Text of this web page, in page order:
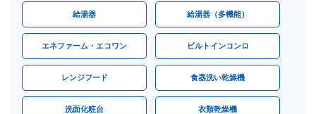
給湯器 給湯器（多機能）
エネファーム・エコワン ビルトインコンロ
レンジフード 食器洗い乾燥機
洗面化粧台 衣類乾燥機